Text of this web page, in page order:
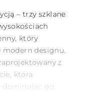
– trzy szklane
który
modern designu.
z
, która
go.